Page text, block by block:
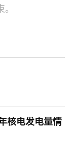
核电发电量情